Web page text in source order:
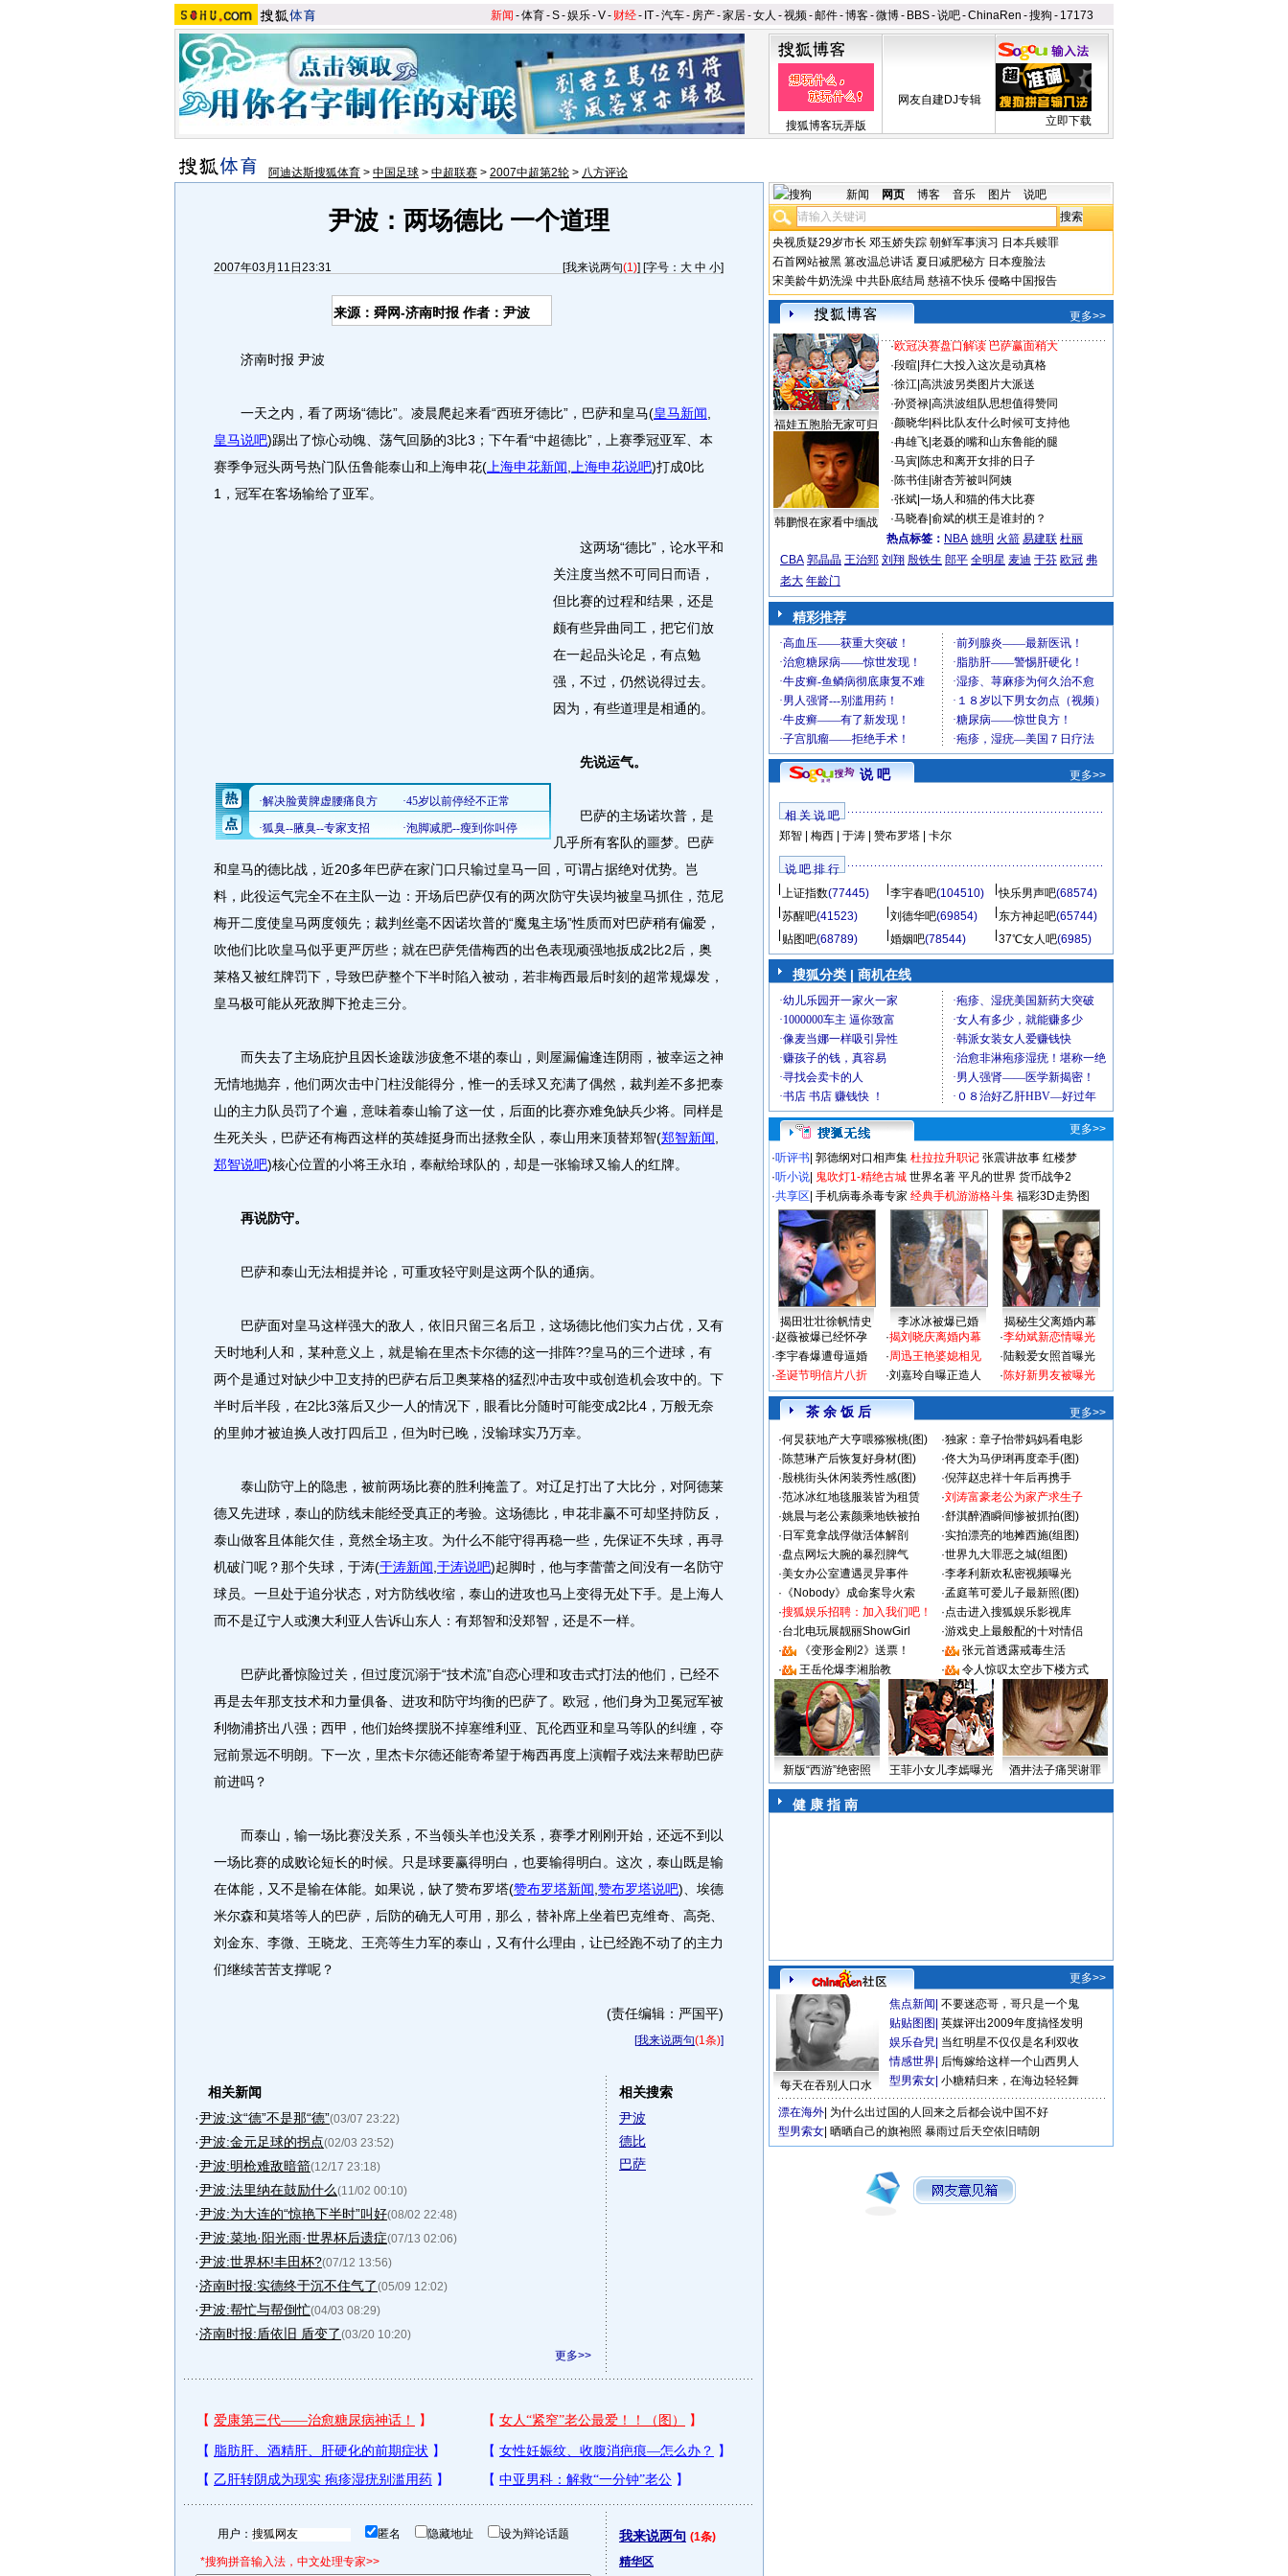
新闻 -体育-S-娱乐-V- 财经- IT-汽车- 房产-家居-女人 -视频-邮件-博客-微博- BBS-说吧-ChinaRen -搜狗 - 17173
搜狐博客玩弄版
网友自建DJ专辑
立即下载
阿迪达斯搜狐体育 > 中国足球 > 中超联赛 > 2007中超第2轮 > 八方评论
尹波：两场德比 一个道理
2007年03月11日23:31 [我来说两句(1)] [字号： 大 中 小]
来源：舜网-济南时报 作者：尹波
济南时报 尹波
一天之内，看了两场“德比”。凌晨爬起来看“西班牙德比”，巴萨和皇马(皇马新闻
皇马说吧)踢出了惊心动魄、荡气回肠的3比3；下午看“中超德比”，上赛季冠亚军、本
赛季争冠头两号热门队伍鲁能泰山和上海申花( 上海申花新闻 上海申花说吧)打成0比
1，冠军在客场输给了亚军。
这两场“德比”，论水平和
关注度当然不可同日而语，
但比赛的过程和结果，还是
颇有些异曲同工，把它们放
在一起品头论足，有点勉
强，不过，仍然说得过去。
因为，有些道理是相通的。
先说运气。
巴萨的主场诺坎普，是
几乎所有客队的噩梦。巴萨
和皇马的德比战，近20多年巴萨在家门口只输过皇马一回，可谓占据绝对优势。岂
料，此役运气完全不在主队一边：开场后巴萨仅有的两次防守失误均被皇马抓住，范尼
梅开二度使皇马两度领先；裁判丝毫不因诺坎普的“魔鬼主场”性质而对巴萨稍有偏爱，
吹他们比吹皇马似乎更严厉些；就在巴萨凭借梅西的出色表现顽强地扳成2比2后，奥
莱格又被红牌罚下，导致巴萨整个下半时陷入被动，若非梅西最后时刻的超常规爆发，
皇马极可能从死敌脚下抢走三分。
而失去了主场庇护且因长途跋涉疲惫不堪的泰山，则屋漏偏逢连阴雨，被幸运之神
无情地抛弃，他们两次击中门柱没能得分，惟一的丢球又充满了偶然，裁判差不多把泰
山的主力队员罚了个遍，意味着泰山输了这一仗，后面的比赛亦难免缺兵少将。同样是
生死关头，巴萨还有梅西这样的英雄挺身而出拯救全队，泰山用来顶替郑智(郑智新闻
郑智说吧)核心位置的小将王永珀，奉献给球队的，却是一张输球又输人的红牌。
再说防守。
巴萨和泰山无法相提并论，可重攻轻守则是这两个队的通病。
巴萨面对皇马这样强大的敌人，依旧只留三名后卫，这场德比他们实力占优，又有
天时地利人和，某种意义上，就是输在里杰卡尔德的这一排阵??皇马的三个进球，有
两个是通过对缺少中卫支持的巴萨右后卫奥莱格的猛烈冲击攻中或创造机会攻中的。下
半时后半段，在2比3落后又少一人的情况下，眼看比分随时可能变成2比4，万般无奈
的里帅才被迫换人改打四后卫，但为时已晚，没输球实乃万幸。
泰山防守上的隐患，被前两场比赛的胜利掩盖了。对辽足打出了大比分，对阿德莱
德又先进球，泰山的防线未能经受真正的考验。这场德比，申花非赢不可却坚持防反，
泰山做客且体能欠佳，竟然全场主攻。为什么不能守得再稳一些，先保证不失球，再寻
机破门呢？那个失球，于涛(于涛新闻 于涛说吧)起脚时，他与李蕾蕾之间没有一名防守
球员。一旦处于追分状态，对方防线收缩，泰山的进攻也马上变得无处下手。是上海人
而不是辽宁人或澳大利亚人告诉山东人：有郑智和没郑智，还是不一样。
巴萨此番惊险过关，但过度沉溺于“技术流”自恋心理和攻击式打法的他们，已经不
再是去年那支技术和力量俱备、进攻和防守均衡的巴萨了。欧冠，他们身为卫冕冠军被
利物浦挤出八强；西甲，他们始终摆脱不掉塞维利亚、瓦伦西亚和皇马等队的纠缠，夺
冠前景远不明朗。下一次，里杰卡尔德还能寄希望于梅西再度上演帽子戏法来帮助巴萨
前进吗？
而泰山，输一场比赛没关系，不当领头羊也没关系，赛季才刚刚开始，还远不到以
一场比赛的成败论短长的时候。只是球要赢得明白，也要输得明白。这次，泰山既是输
在体能，又不是输在体能。如果说，缺了赞布罗塔(赞布罗塔新闻 赞布罗塔说吧) 、埃德
米尔森和莫塔等人的巴萨，后防的确无人可用，那么，替补席上坐着巴克维奇、高尧、
刘金东、李微、王晓龙、王亮等生力军的泰山，又有什么理由，让已经跑不动了的主力
们继续苦苦支撑呢？
(责任编辑：严国平)
[我来说两句(1条)]
相关新闻
·尹波:这“德”不是那“德”(03/07 23:22)
·尹波:金元足球的拐点(02/03 23:52)
·尹波:明枪难敌暗箭(12/17 23:18)
·尹波:法里纳在鼓励什么(11/02 00:10)
·尹波:为大连的“惊艳下半时”叫好(08/02 22:48)
·尹波:菜地·阳光雨·世界杯后遗症(07/13 02:06)
·尹波:世界杯!丰田杯?(07/12 13:56)
·济南时报:实德终于沉不住气了(05/09 12:02)
·尹波:帮忙与帮倒忙(04/03 08:29)
·济南时报:盾依旧 盾变了(03/20 10:20)
更多>>
相关搜索
尹波
德比
巴萨
用户： 匿名 隐藏地址 设为辩论话题
*搜狗拼音输入法，中文处理专家>>
我来说两句 (1条)
精华区
新闻 网页 博客 音乐 图片 说吧
央视质疑29岁市长 邓玉娇失踪 朝鲜军事演习 日本兵赎罪
石首网站被黑 篡改温总讲话 夏日减肥秘方 日本瘦脸法
宋美龄牛奶洗澡 中共卧底结局 慈禧不快乐 侵略中国报告
更多>>
福娃五胞胎无家可归
韩鹏恨在家看中缅战
·欧冠决赛盘口解读 巴萨赢面稍大
·段暄 拜仁大投入这次是动真格
·徐江| 高洪波另类图片大派送
·孙贤禄| 高洪波组队思想值得赞同
·颜晓华| 科比队友什么时候可支持他
·冉雄飞| 老聂的嘴和山东鲁能的腿
·马寅| 陈忠和离开女排的日子
·陈书佳| 谢杏芳被叫阿姨
·张斌| 一场人和猫的伟大比赛
·马晓春| 俞斌的棋王是谁封的？
热点标签： NBA 姚明 火箭 易建联 杜丽
CBA 郭晶晶 王治郅 刘翔 殷铁生 郎平 全明星 麦迪 于芬 欧冠 弗
老大 年龄门
精彩推荐
说 吧 更多>>
相 关 说 吧
郑智| 梅西| 于涛| 赞布罗塔| 卡尔
说 吧 排 行
上证指数(77445) 李宇春吧(104510) 快乐男声吧(68574)
苏醒吧(41523) 刘德华吧(69854) 东方神起吧(65744)
贴图吧(68789) 婚姻吧(78544) 37℃女人吧(6985)
搜狐分类 | 商机在线
更多>>
·听评书 郭德纲对口相声集 杜拉拉升职记 张震讲故事 红楼梦
·听小说 鬼吹灯1-精绝古城 世界名著 平凡的世界 货币战争2
·共享区 手机病毒杀毒专家 经典手机游游格斗集 福彩3D走势图
揭田壮壮徐帆情史 李冰冰被爆已婚
揭秘生父离婚内幕
·赵薇被爆已经怀孕
·李宇春爆遭母逼婚
·圣诞节明信片八折
·揭刘晓庆离婚内幕
·周迅王艳婆媳相见
·刘嘉玲自曝正造人
·李幼斌新恋情曝光
·陆毅爱女照首曝光
·陈好新男友被曝光
茶 余 饭 后
更多>>
·何炅获地产大亨喂猕猴桃(图) ·独家：章子怡带妈妈看电影
·陈慧琳产后恢复好身材(图) ·佟大为马伊琍再度牵手(图)
·殷桃街头休闲装秀性感(图) ·倪萍赵忠祥十年后再携手
·范冰冰红地毯服装皆为租赁 ·刘涛富豪老公为家产求生子
·姚晨与老公素颜乘地铁被拍 ·舒淇醉酒瞬间惨被抓拍(图)
· 日军竟拿战俘做活体解剖 ·实拍漂亮的地摊西施(组图)
·盘点网坛大腕的暴烈脾气 ·世界九大罪恶之城(组图)
·美女办公室遭遇灵异事件 ·李孝利新欢私密视频曝光
· 《Nobody》成命案导火索 ·孟庭苇可爱儿子最新照(图)
·搜狐娱乐招聘：加入我们吧！ ·点击进入搜狐娱乐影视库
·台北电玩展靓丽ShowGirl ·游戏史上最般配的十对情侣
·
《变形金刚2》送票！ ·
张元首透露戒毒生活
·
王岳伦爆李湘胎教 · 令人惊叹太空步下楼方式
新版“西游”绝密照 王菲小女儿李嫣曝光 酒井法子痛哭谢罪
健 康 指 南
更多>>
每天在吞别人口水
焦点新闻 不要迷恋哥，哥只是一个鬼
贴贴图图 英媒评出2009年度搞怪发明
娱乐旮旯 当红明星不仅仅是名利双收
情感世界 后悔嫁给这样一个山西男人
型男索女 小糖精归来，在海边轻轻舞
漂在海外 为什么出过国的人回来之后都会说中国不好
型男索女 晒晒自己的旗袍照 暴雨过后天空依旧晴朗